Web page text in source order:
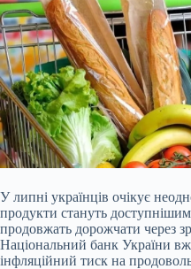
У липні українців очікує
продукти стануть
продовжать дорожчати через
Національний банк України
інфляційний тиск на